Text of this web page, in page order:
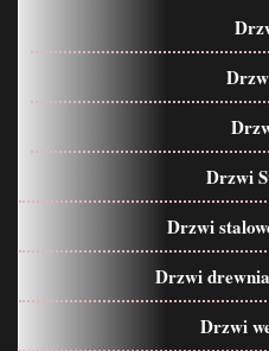
Drzwi
Drzwi
Drzwi
Drzwi